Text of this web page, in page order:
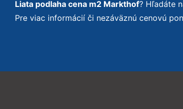
Liata podlaha cena m2 Markthof? Hľadáte
Pre viac informácií či nezáväznú cenovú